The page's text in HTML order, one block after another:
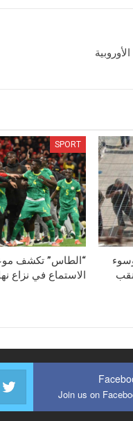
SPORT
“الطاس” تكشف
الاستماع في نزاع
Join us on